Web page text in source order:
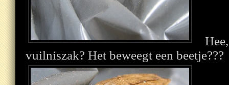
vuilniszak? Het beweegt een beetje???